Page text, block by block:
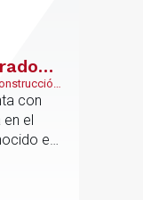
con
el
en